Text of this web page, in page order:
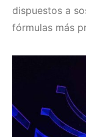
dispuestos a
fórmulas más